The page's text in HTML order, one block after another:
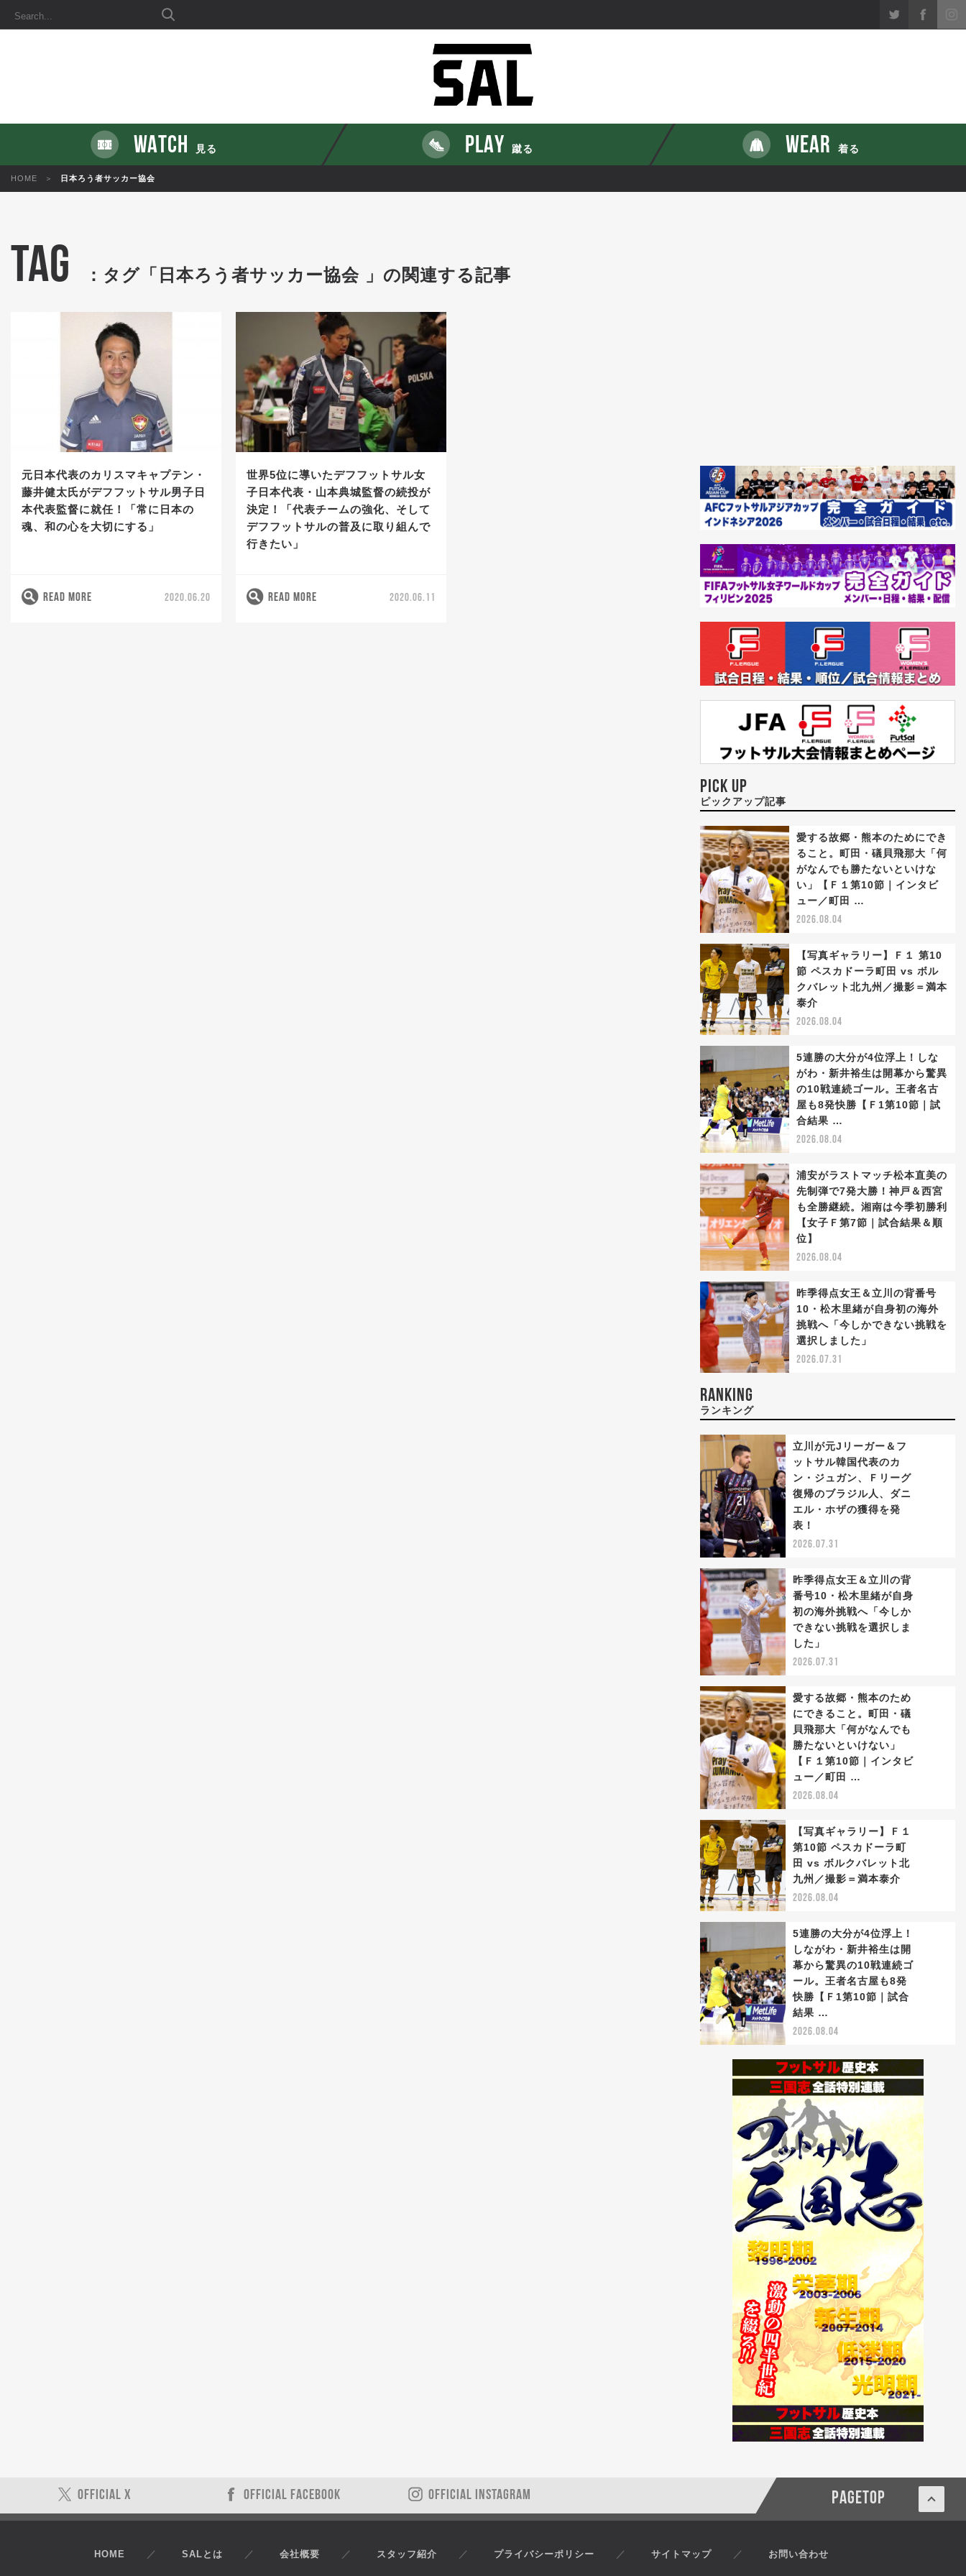
WATCH 見る PLAY 蹴る WEAR 着る
HOME 日本ろう者サッカー協会
TAG ：タグ「日本ろう者サッカー協会 」の関連する記事
元日本代表のカリスマキャプテン・
藤井健太氏がデフフットサル男子日
本代表監督に就任！「常に日本の
魂、和の心を大切にする」
READ MORE 2020.06.20
世界5位に導いたデフフットサル女
子日本代表・山本典城監督の続投が
決定！「代表チームの強化、そして
デフフットサルの普及に取り組んで
行きたい」
READ MORE 2020.06.11
PICK UP
ピックアップ記事
愛する故郷・熊本のためにでき
ること。町田・礒貝飛那大「何
がなんでも勝たないといけな
い」【Ｆ１第10節｜インタビ
ュー／町田 …
2026.08.04
【写真ギャラリー】Ｆ１ 第10
節 ペスカドーラ町田 vs ボル
クバレット北九州／撮影＝満本
泰介
2026.08.04
5連勝の大分が4位浮上！しな
がわ・新井裕生は開幕から驚異
の10戦連続ゴール。王者名古
屋も8発快勝【Ｆ1第10節｜試
合結果 …
2026.08.04
浦安がラストマッチ松本直美の
先制弾で7発大勝！神戸＆西宮
も全勝継続。湘南は今季初勝利
【女子Ｆ第7節｜試合結果＆順
位】
2026.08.04
昨季得点女王＆立川の背番号
10・松木里緒が自身初の海外
挑戦へ「今しかできない挑戦を
選択しました」
2026.07.31
RANKING
ランキング
立川が元Jリーガー＆フ
ットサル韓国代表のカ
ン・ジュガン、Ｆリーグ
復帰のブラジル人、ダニ
エル・ホザの獲得を発
表！
2026.07.31
昨季得点女王＆立川の背
番号10・松木里緒が自身
初の海外挑戦へ「今しか
できない挑戦を選択しま
した」
2026.07.31
愛する故郷・熊本のため
にできること。町田・礒
貝飛那大「何がなんでも
勝たないといけない」
【Ｆ１第10節｜インタビ
ュー／町田 …
2026.08.04
【写真ギャラリー】Ｆ１
第10節 ペスカドーラ町
田 vs ボルクバレット北
九州／撮影＝満本泰介
2026.08.04
5連勝の大分が4位浮上！
しながわ・新井裕生は開
幕から驚異の10戦連続ゴ
ール。王者名古屋も8発
快勝【Ｆ1第10節｜試合
結果 …
2026.08.04
OFFICIAL X OFFICIAL FACEBOOK OFFICIAL INSTAGRAM PAGETOP
HOME SALとは 会社概要 スタッフ紹介 プライバシーポリシー サイトマップ お問い合わせ